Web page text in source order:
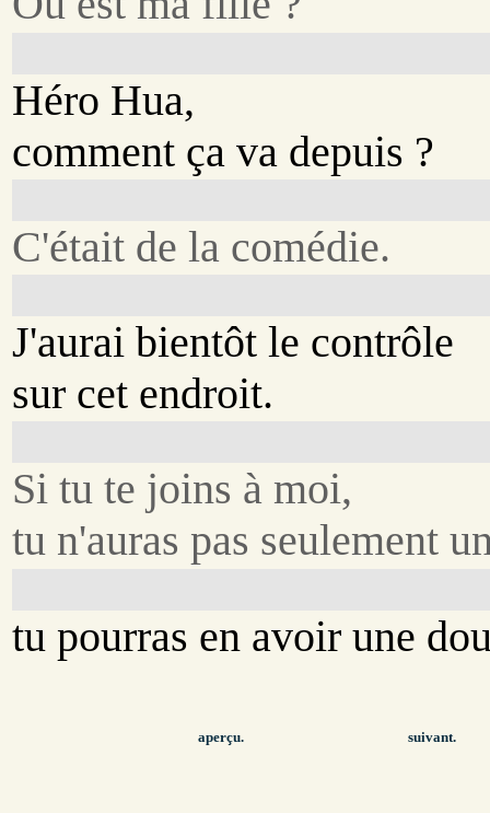
Héro Hua,
comment ça va depuis ?
C'était de la comédie.
J'aurai bientôt le contrôle
sur cet endroit.
Si tu te joins à moi,
tu n'auras pas seulement
tu pourras en avoir une
aperçu. suivant.